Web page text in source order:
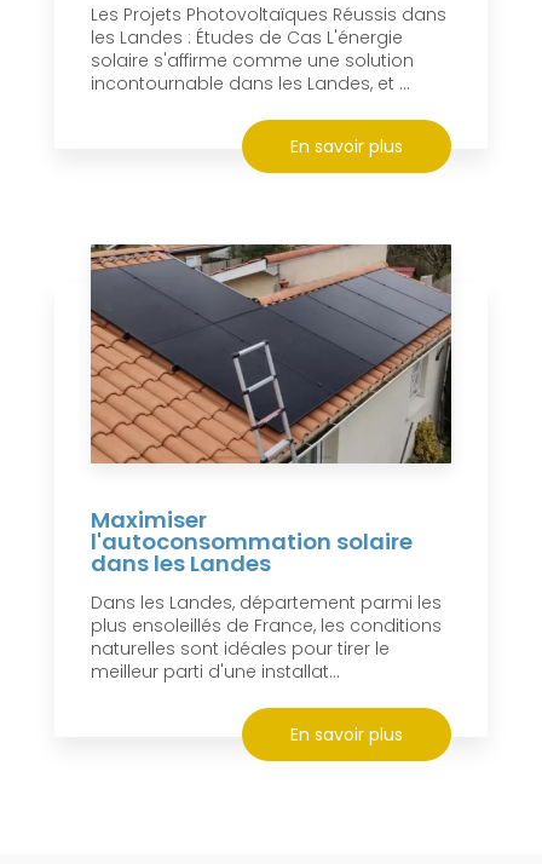
Les Projets Photovoltaïques Réussis dans
les Landes : Études de Cas L'énergie
solaire s'affirme comme une solution
incontournable dans les Landes, et ...
En savoir plus
Maximiser
l'autoconsommation solaire
dans les Landes
Dans les Landes, département parmi les
plus ensoleillés de France, les conditions
naturelles sont idéales pour tirer le
meilleur parti d'une installat...
En savoir plus